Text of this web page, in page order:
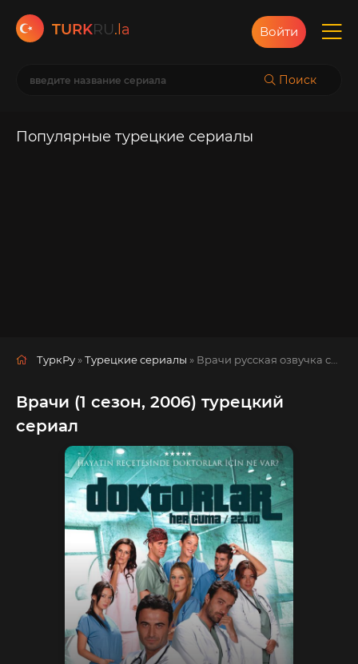
TURKRU.la
Поиск
Войти
Популярные турецкие сериалы
ТуркРу »Турецкие сериалы » Врачи русская озвучка смотреть полностью онлайн!
Врачи (1 сезон, 2006) турецкий
сериал